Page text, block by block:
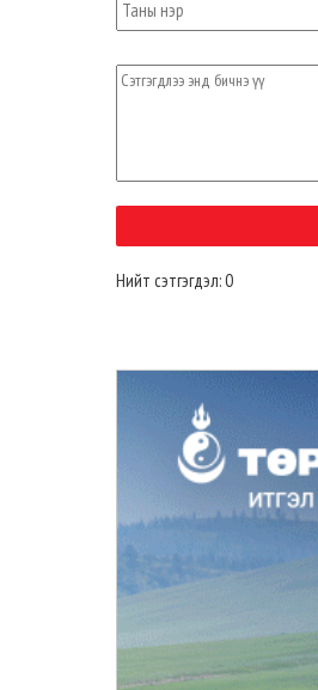
Нийт сэтгэгдэл: 0